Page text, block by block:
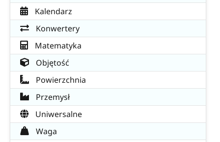
Kalendarz
Konwertery
Matematyka
Objętość
Powierzchnia
Przemysł
Uniwersalne
Waga